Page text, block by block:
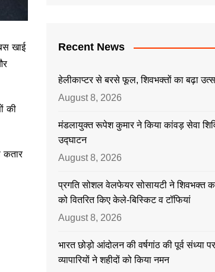
खाई
की
कतार
Recent News
हेलीकाप्टर से बरसे फूल, शिवभक्तों का बढ़ा
August 8, 2026
मंडलायुक्त रूपेश कुमार ने किया कांवड़ सेवा
उद्घाटन
August 8, 2026
प्रगति सोशल वेलफेयर सोसायटी ने शिवभक्त
को वितरित किए केले-बिस्किट व टॉफियां
August 8, 2026
भारत छोड़ो आंदोलन की वर्षगांठ की पूर्व संध्या पर
व्यापारियों ने शहीदों को किया नमन